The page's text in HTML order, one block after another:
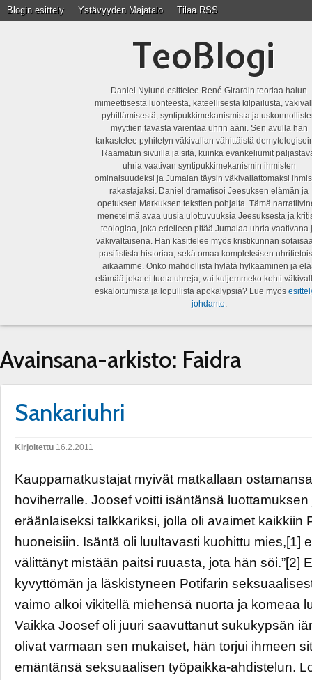
Blogin esittely Ystävyyden Majatalo Tilaa RSS
TeoBlogi
Daniel Nylund esittelee René Girardin teoriaa halun
mimeettisestä luonteesta, kateellisesta kilpailusta,
pyhittämisestä, syntipukkimekanismista ja
myyttien tavasta vaientaa uhrin ääni. Sen avulla hän
tarkastelee pyhitetyn väkivallan vähittäistä
Raamatun sivuilla ja sitä, kuinka evankeliumit
uhria vaativan syntipukkimekanismin ihmisten
ominaisuudeksi ja Jumalan täysin väkivallattomaksi
rakastajaksi. Daniel dramatisoi Jeesuksen elämän ja
opetuksen Markuksen tekstien pohjalta. Tämä
menetelmä avaa uusia ulottuvuuksia Jeesuksesta ja
teologiaa, joka edelleen pitää Jumalaa uhria vaativana
väkivaltaisena. Hän käsittelee myös kristikunnan
pasifistista historiaa, sekä omaa kompleksisen
aikaamme. Onko mahdollista hylätä hylkääminen ja
elämää joka ei tuota uhreja, vai kuljemmeko kohti
eskaloitumista ja lopullista apokalypsiä? Lue myös
johdanto.
Avainsana-arkisto: Faidra
Sankariuhri
Kirjoitettu 16.2.2011
Kauppamatkustajat myivät matkallaan
hoviherralle. Joosef voitti isäntänsä
eräänlaiseksi talkkariksi, jolla oli avaimet kaikkiin
huoneisiin. Isäntä oli luultavasti kuohittu mies,[1]
välittänyt mistään paitsi ruuasta, jota hän söi.”[2]
kyvyttömän ja läskistyneen Potifarin
vaimo alkoi vikitellä miehensä nuorta ja komeaa
Vaikka Joosef oli juuri saavuttanut sukukypsän
olivat varmaan sen mukaiset, hän torjui ihmeen
emäntänsä seksuaalisen työpaikka-ahdistelun.